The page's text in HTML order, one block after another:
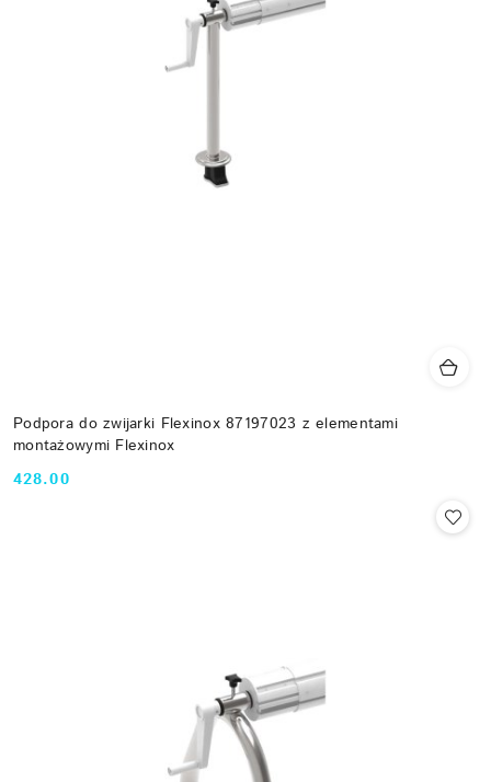
Podpora do zwijarki Flexinox 87197023 z elementami
montażowymi Flexinox
Cena:
428.00